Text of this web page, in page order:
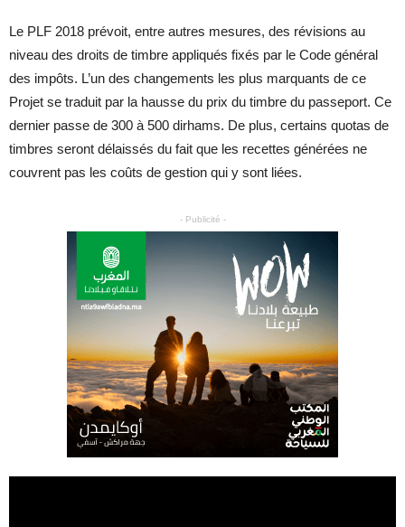
Le PLF 2018 prévoit, entre autres mesures, des révisions au
niveau des droits de timbre appliqués fixés par le Code général
des impôts. L’un des changements les plus marquants de ce
Projet se traduit par la hausse du prix du timbre du passeport. Ce
dernier passe de 300 à 500 dirhams. De plus, certains quotas de
timbres seront délaissés du fait que les recettes générées ne
couvrent pas les coûts de gestion qui y sont liées.
- Publicité -